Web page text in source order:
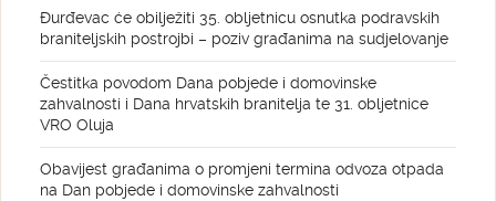
Đurđevac će obilježiti 35. obljetnicu osnutka podravskih
braniteljskih postrojbi – poziv građanima na sudjelovanje
Čestitka povodom Dana pobjede i domovinske
zahvalnosti i Dana hrvatskih branitelja te 31. obljetnice
VRO Oluja
Obavijest građanima o promjeni termina odvoza otpada
na Dan pobjede i domovinske zahvalnosti